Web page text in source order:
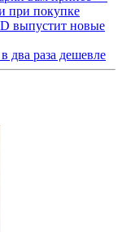
при покупке
выпустит новые
два раза дешевле